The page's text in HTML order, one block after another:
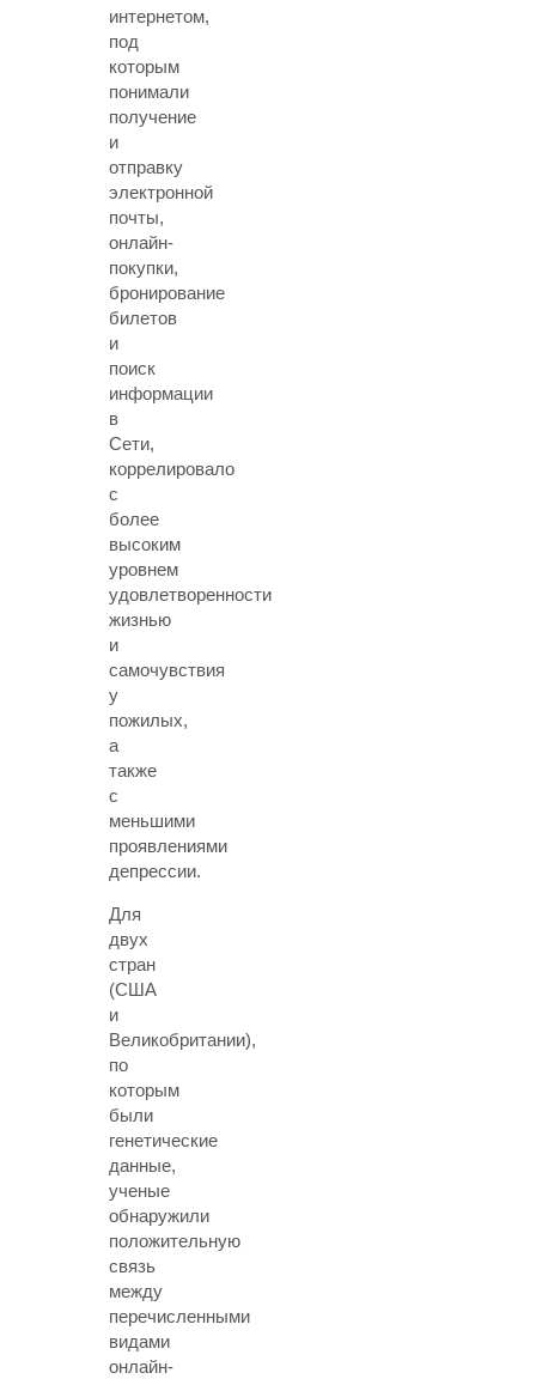
интернетом,
под
которым
понимали
получение
и
отправку
электронной
почты,
онлайн-
покупки,
бронирование
билетов
и
поиск
информации
в
Сети,
коррелировало
с
более
высоким
уровнем
удовлетворенности
жизнью
и
самочувствия
у
пожилых,
а
также
с
меньшими
проявлениями
депрессии.
Для
двух
стран
(США
и
Великобритании),
по
которым
были
генетические
данные,
ученые
обнаружили
положительную
связь
между
перечисленными
видами
онлайн-